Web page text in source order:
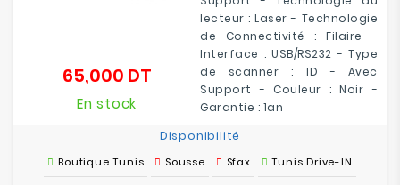
lecteur : Laser - Technologie
de Connectivité : Filaire -
Interface : USB/RS232 - Type
de scanner : 1D - Avec
Support - Couleur : Noir -
Garantie : 1an
65,000 DTPrix
En stock
Disponibilité
Boutique Tunis Sousse Sfax Tunis Drive-IN